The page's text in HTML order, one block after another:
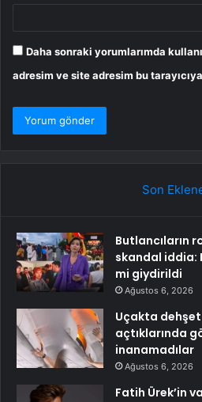
Daha sonraki yorumlarımda
adresim ve site adresim bu
Son
Butlancıların
skandal iddia:
mi giydirildi
Ağustos 6, 2026
Uçakta dehşet
açtıklarında
inanamadılar
Ağustos 6, 2026
Fatih Ürek’in